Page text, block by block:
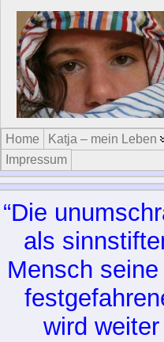
Home Katja – mein Leben
Impressum
“Die
als
Mensch
wird